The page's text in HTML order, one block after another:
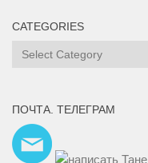
CATEGORIES
Categories
ПОЧТА. ТЕЛЕГРАМ